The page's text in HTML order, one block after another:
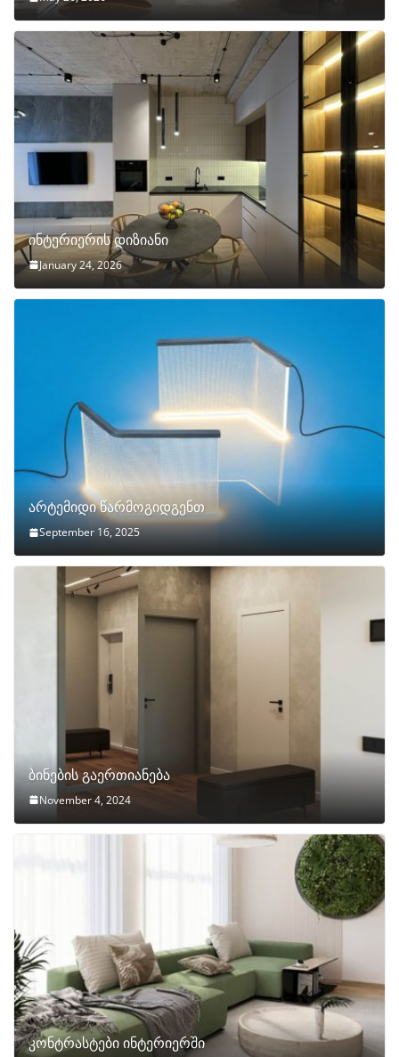
ინტერიერის დიზიანი
January 24, 2026
არტემიდი წარმოგიდგენთ
September 16, 2025
ბინების გაერთიანება
November 4, 2024
კონტრასტები ინტერიერში